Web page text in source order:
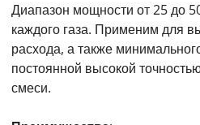
Диапазон мощности от 25 до
каждого газа. Применим для
расхода, а также
постоянной высокой
смеси.